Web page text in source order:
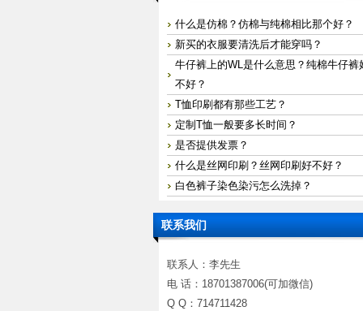
什么是仿棉？仿棉与纯棉相比那个好？
新买的衣服要清洗后才能穿吗？
牛仔裤上的WL是什么意思？纯棉牛仔裤
不好？
T恤印刷都有那些工艺？
定制T恤一般要多长时间？
是否提供发票？
什么是丝网印刷？丝网印刷好不好？
白色裤子染色染污怎么洗掉？
联系我们
联系人：李先生
电 话：18701387006(可加微信)
Q Q：714711428